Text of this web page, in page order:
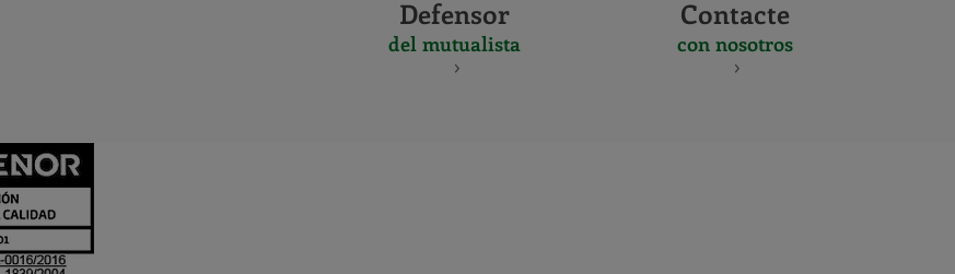
Defensor
del mutualista
Contacte
con nosotros